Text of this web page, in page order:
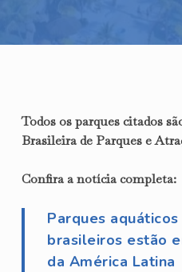
Todos os parques citados
Brasileira de Parques e
Confira a notícia completa:
Parques
brasileiros estão
da América Latina